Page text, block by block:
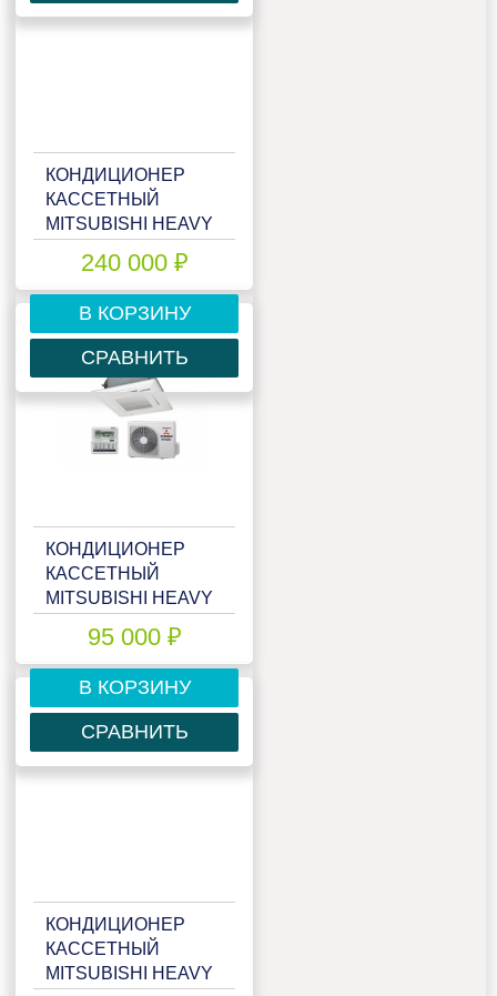
КОНДИЦИОНЕР
КАССЕТНЫЙ
MITSUBISHI HEAVY
240 000 ₽
В КОРЗИНУ
СРАВНИТЬ
КОНДИЦИОНЕР
КАССЕТНЫЙ
MITSUBISHI HEAVY
95 000 ₽
В КОРЗИНУ
СРАВНИТЬ
КОНДИЦИОНЕР
КАССЕТНЫЙ
MITSUBISHI HEAVY